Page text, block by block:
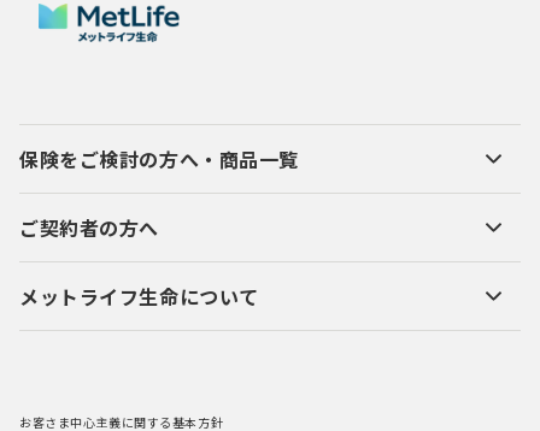
保険をご検討の方へ・商品一覧
ご契約者の方へ
メットライフ生命について
お客さま中心主義に関する基本方針